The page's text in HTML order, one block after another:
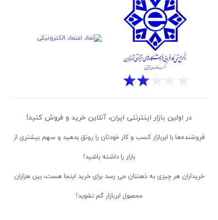
در اولین بازار اینترنتی ایران، آنلاین خرید و فروش کنید!
فروشنده‌ها با ابربازار کسب و کار خودتان را رونق بدهید و سهم بیشتری از
بازار را داشته باشید!
خریداران هر چیزی به ذهنتان می رسد برای خرید اینجا هست، بین هزاران
محصول ابربازار گم نشوید!